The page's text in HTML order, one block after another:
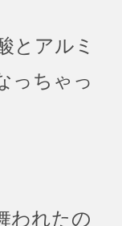
とアルミ
っちゃっ
われたの